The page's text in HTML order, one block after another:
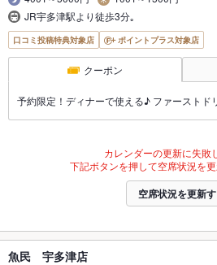
JR宇多津駅より徒歩3分｡
口コミ投稿特典対象店 ポイントプラス対象店
クーポン
予約限定！ディナーで使える♪ ファーストド
カレンダーの更新に失敗
下記ボタンを押して空席状況を更
空席状況を更新
魚民 宇多津店